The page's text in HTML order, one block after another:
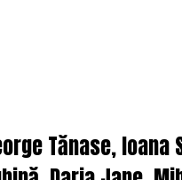
Tănase, Ioana